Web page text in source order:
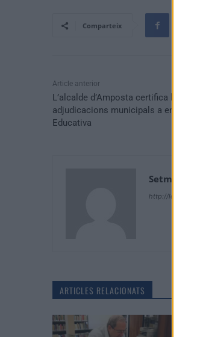
Comparteix
Article anterior
L’alcalde d’Amposta certifica la
adjudicacions municipals a entitats
Educativa
Setmanari
http://localhost/
ARTICLES RELACIONATS